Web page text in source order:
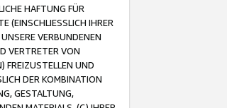
HAFTUNG FÜR
(EINSCHLIESSLICH IHRER
VERBUNDENEN
VERTRETER VON
FREIZUSTELLEN UND
DER KOMBINATION
GESTALTUNG,